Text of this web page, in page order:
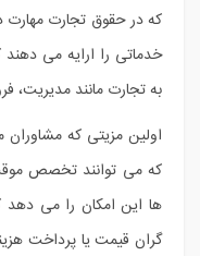
که در حقوق تجارت مهارت
خدماتی را ارایه می
به تجارت مانند مدیریت،
اولین مزیتی که
که می توانند تخصص
ها این امکان را می دهد
گران قیمت یا پرداخت